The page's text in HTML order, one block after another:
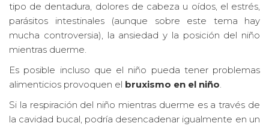
tipo de dentadura, dolores de cabeza u oídos, el estrés,
parásitos intestinales (aunque sobre este tema hay
mucha controversia), la ansiedad y la posición del niño
mientras duerme.
Es posible incluso que el niño pueda tener problemas
alimenticios provoquen el bruxismo en el niño.
Si la respiración del niño mientras duerme es a través de
la cavidad bucal, podría desencadenar igualmente en un